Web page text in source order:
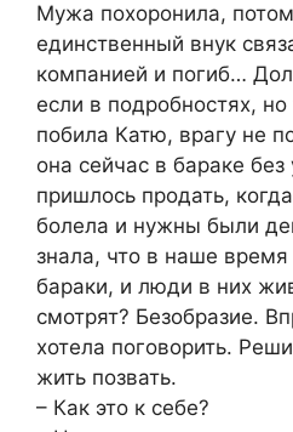
Мужа похоронила,
единственный внук
компанией и погиб…
если в подробностях,
побила Катю, врагу не
она сейчас в бараке без
пришлось продать,
болела и нужны были
знала, что в наше
бараки, и люди в них
смотрят? Безобразие.
хотела поговорить.
жить позвать.
– Как это к себе?